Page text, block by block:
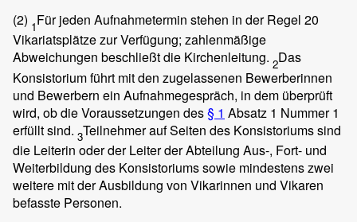
(2) 1Für jeden Aufnahmetermin stehen in der Regel 20
Vikariatsplätze zur Verfügung; zahlenmäßige
Abweichungen beschließt die Kirchenleitung. 2Das
Konsistorium führt mit den zugelassenen Bewerberinnen
und Bewerbern ein Aufnahmegespräch, in dem überprüft
wird, ob die Voraussetzungen des§ 1 Absatz 1 Nummer 1
erfüllt sind. 3Teilnehmer auf Seiten des Konsistoriums sind
die Leiterin oder der Leiter der Abteilung Aus-, Fort- und
Weiterbildung des Konsistoriums sowie mindestens zwei
weitere mit der Ausbildung von Vikarinnen und Vikaren
befasste Personen.